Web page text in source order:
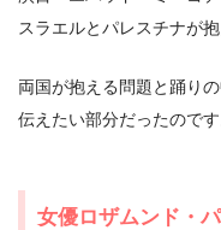
スラエルとパレスチナが
両国が抱える問題と踊り
伝えたい部分だったのです
女優ロザムンド・